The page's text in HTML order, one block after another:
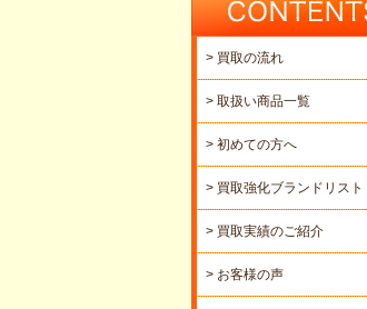
> 買取の流れ
> 取扱い商品一覧
> 初めての方へ
> 買取強化ブランドリスト
> 買取実績のご紹介
> お客様の声